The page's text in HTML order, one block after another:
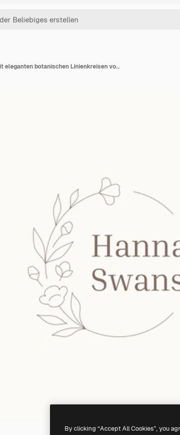
Vorlage für das Design des Logos mit eleganten botanischen Linienkreisen von Wildblumen
By clicking “Accept All Cookies”, you